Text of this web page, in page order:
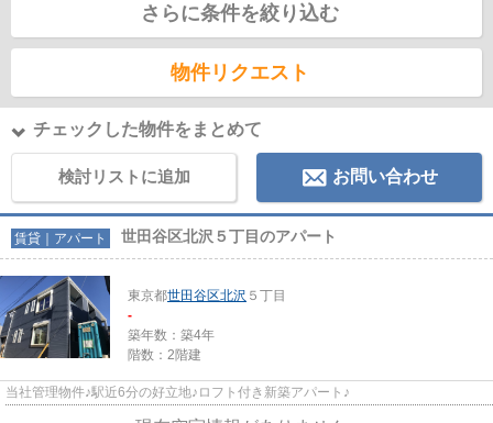
さらに条件を絞り込む
物件リクエスト
チェックした物件をまとめて
検討リストに追加 お問い合わせ
賃貸｜アパート 世田谷区北沢５丁目のアパート
東京都世田谷区北沢 ５丁目
-
築年数：築4年
階数：2階建
当社管理物件♪駅近6分の好立地♪ロフト付き新築アパート♪